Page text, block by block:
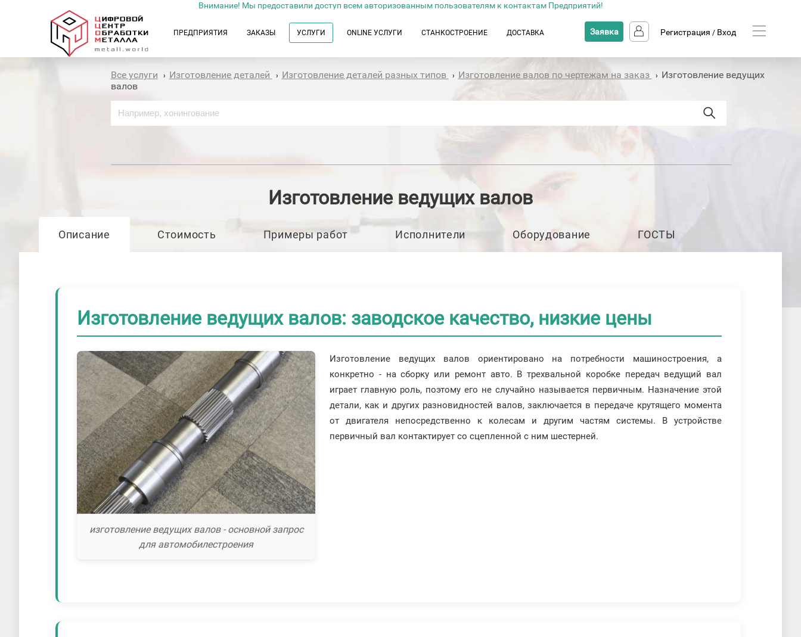
Внимание! Мы предоставили доступ всем авторизованным пользователям к контактам Предприятий!
ПРЕДПРИЯТИЯ ЗАКАЗЫ УСЛУГИ ONLINE УСЛУГИ СТАНКОСТРОЕНИЕ ДОСТАВКА Заявка Регистрация / Вход
Все услуги › Изготовление деталей › Изготовление деталей разных типов › Изготовление валов по чертежам на заказ › Изготовление ведущих
валов
Изготовление ведущих валов
Описание Стоимость Примеры работ Исполнители Оборудование ГОСТЫ
Изготовление ведущих валов: заводское качество, низкие цены
изготовление ведущих валов - основной запрос
для автомобилестроения
Изготовление ведущих валов ориентировано на потребности машиностроения, а
конкретно - на сборку или ремонт авто. В трехвальной коробке передач ведущий вал
играет главную роль, поэтому его не случайно называется первичным. Назначение этой
детали, как и других разновидностей валов, заключается в передаче крутящего момента
от двигателя непосредственно к колесам и другим частям системы. В устройстве
первичный вал контактирует со сцепленной с ним шестерней.